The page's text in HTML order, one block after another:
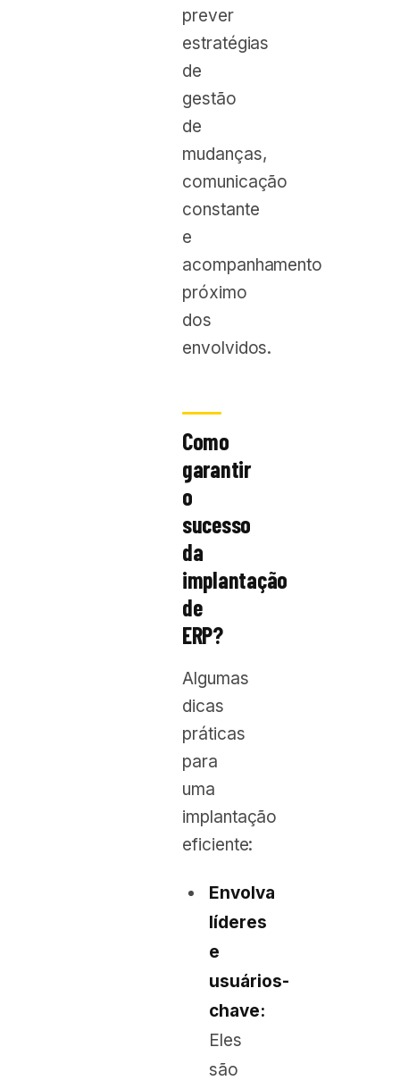
prever
estratégias
de
gestão
de
mudanças,
comunicação
constante
e
acompanhamento
próximo
dos
envolvidos.
Como
garantir
o
sucesso
da
implantação
de
ERP?
Algumas
dicas
práticas
para
uma
implantação
eficiente:
Envolva
líderes
e
usuários-
chave:
Eles
são